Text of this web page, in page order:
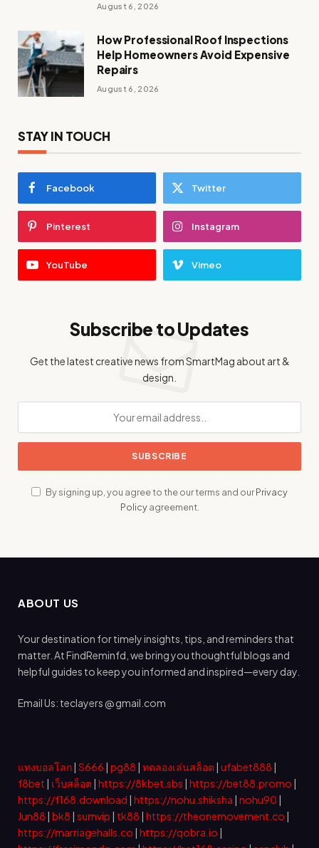
August 6, 2026
How Professional Roof Inspections
Help Homeowners Avoid Expensive
Repairs
August 6, 2026
STAY IN TOUCH
Facebook Twitter
Pinterest Instagram
YouTube Vimeo
Subscribe to Updates
Get the latest creative news from SmartMag about art &
design.
By signing up, you agree to the our terms and ourPrivacy
Policyagreement.
ABOUT US
Your destination for timely insights, tips, and reminders that
matter. At FindReminfd, we bring you thoughtful blogs and
helpful guides to keep you informed and inspired—every day.
Email Us: teclayers @ gmail.com
แทงบอลโลก| S666 | pg88 | ทดลองเล่นสล็อต | ufabet888 |
f8bet | เว็บสล็อต | https://8kbet.sbs | https://bet88.promo |
https://f168.download | https://nohu.shiksha | nohu90 |
Jun88 | bk8 | sumvip | tk88 | https://theonemovement.co |
https://marriagehalls.co | https://qobra.io |